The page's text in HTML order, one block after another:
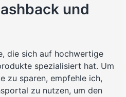
und
die sich auf hochwertige
spezialisiert hat. Um
zu sparen, empfehle ich,
zu nutzen, um den